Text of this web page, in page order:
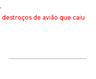
de avião que caiu